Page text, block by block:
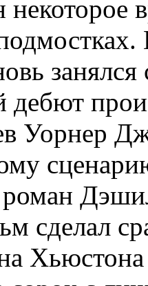
дебют
Уорнер
сделал